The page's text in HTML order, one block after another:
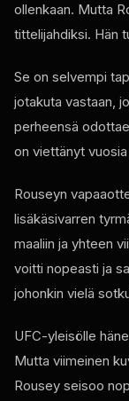
ollenkaan. Mutta
tittelijahdiksi. Hän
Se on selvempi
jotakuta vastaan,
perheensä
on viettänyt
Rouseyn
lisäkäsivarren
maaliin ja yhteen
voitti nopeasti ja
johonkin vielä
UFC-yleisölle
Mutta viimeinen
Rousey seisoo